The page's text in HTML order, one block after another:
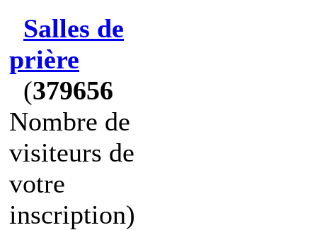
Salles de
prière
(379656
Nombre de
visiteurs de
votre
inscription)